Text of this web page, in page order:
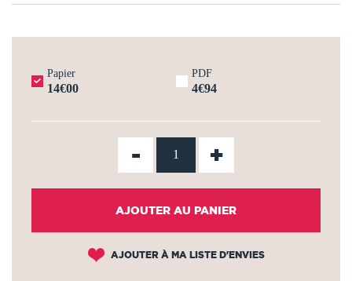
Papier
14€00
PDF
4€94
- +
AJOUTER AU PANIER
AJOUTER À MA LISTE D'ENVIES